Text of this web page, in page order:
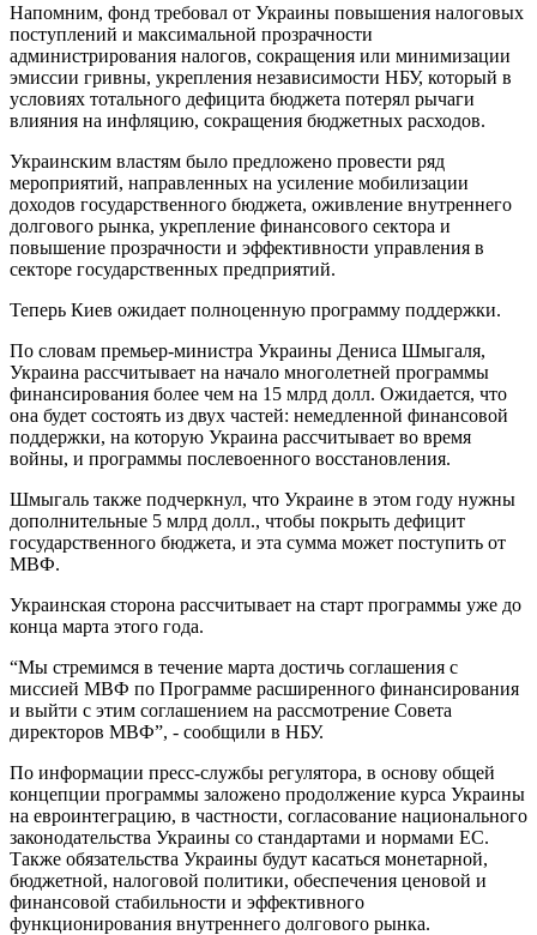
Напомним, фонд требовал от Украины повышения налоговых
поступлений и максимальной прозрачности
администрирования налогов, сокращения или минимизации
эмиссии гривны, укрепления независимости НБУ, который в
условиях тотального дефицита бюджета потерял рычаги
влияния на инфляцию, сокращения бюджетных расходов.
Украинским властям было предложено провести ряд
мероприятий, направленных на усиление мобилизации
доходов государственного бюджета, оживление внутреннего
долгового рынка, укрепление финансового сектора и
повышение прозрачности и эффективности управления в
секторе государственных предприятий.
Теперь Киев ожидает полноценную программу поддержки.
По словам премьер-министра Украины Дениса Шмыгаля,
Украина рассчитывает на начало многолетней программы
финансирования более чем на 15 млрд долл. Ожидается, что
она будет состоять из двух частей: немедленной финансовой
поддержки, на которую Украина рассчитывает во время
войны, и программы послевоенного восстановления.
Шмыгаль также подчеркнул, что Украине в этом году нужны
дополнительные 5 млрд долл., чтобы покрыть дефицит
государственного бюджета, и эта сумма может поступить от
МВФ.
Украинская сторона рассчитывает на старт программы уже до
конца марта этого года.
“Мы стремимся в течение марта достичь соглашения с
миссией МВФ по Программе расширенного финансирования
и выйти с этим соглашением на рассмотрение Совета
директоров МВФ”, - сообщили в НБУ.
По информации пресс-службы регулятора, в основу общей
концепции программы заложено продолжение курса Украины
на евроинтеграцию, в частности, согласование национального
законодательства Украины со стандартами и нормами ЕС.
Также обязательства Украины будут касаться монетарной,
бюджетной, налоговой политики, обеспечения ценовой и
финансовой стабильности и эффективного
функционирования внутреннего долгового рынка.